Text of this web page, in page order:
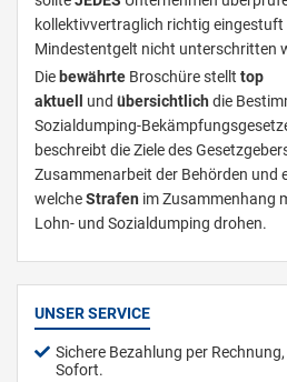
kollektivvertraglich richtig eingestuft
Mindestentgelt nicht unterschritten
Die bewährte Broschüre stellt top
aktuell
und übersichtlich die
Sozialdumping-
beschreibt die Ziele des
Zusammenarbeit der Behörden und
welcheStrafen im Zusammenhang
Lohn- und Sozialdumping drohen.
UNSER SERVICE
Sichere Bezahlung per
Sofort.